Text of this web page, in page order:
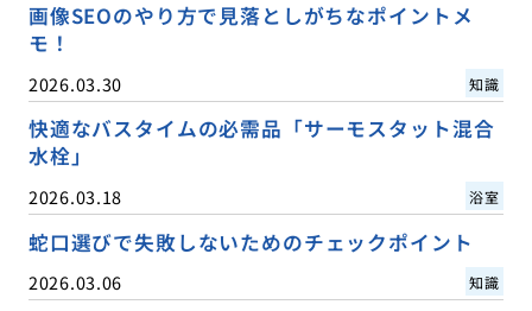
画像SEOのやり方で見落としがちなポイントメ
モ！
2026.03.30 知識
快適なバスタイムの必需品「サーモスタット混合
水栓」
2026.03.18 浴室
蛇口選びで失敗しないためのチェックポイント
2026.03.06 知識